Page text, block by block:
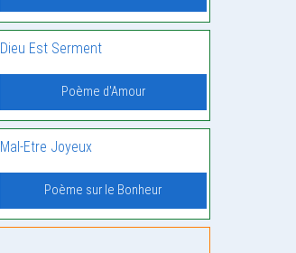
Dieu Est Serment
Poème d'Amour
Mal-Etre Joyeux
Poème sur le Bonheur